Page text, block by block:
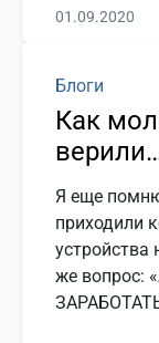
01.09.2020
Блоги
Как
Я еще
приходили
устройства
же вопрос: